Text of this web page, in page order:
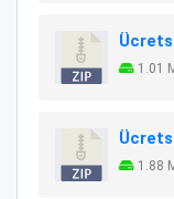
1.01
1.88